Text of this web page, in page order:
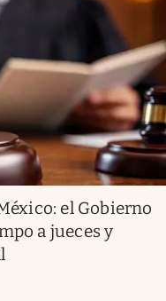
el Gobierno
a jueces y